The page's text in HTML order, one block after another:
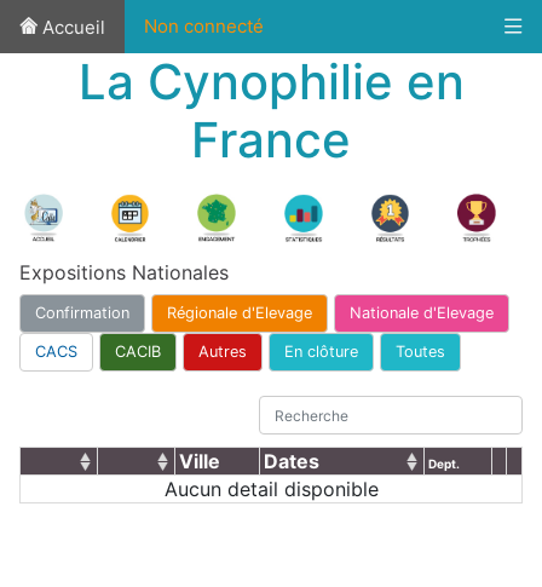
Accueil Non connecté
La Cynophilie en
France
Expositions Nationales
Confirmation Régionale d'Elevage Nationale d'Elevage
CACS CACIB Autres En clôture Toutes
Ville Dates Dept.
Aucun detail disponible